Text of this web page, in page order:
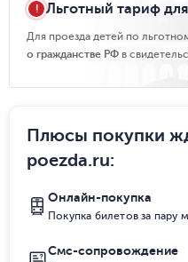
Льготный тариф
Для проезда детей по
о гражданстве РФ в
Плюсы покупки
poezda.ru:
Онлайн-покупка
Покупка билетов за пару
Смс-сопровождение